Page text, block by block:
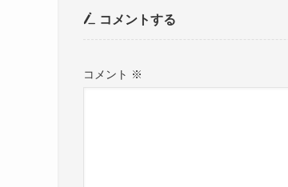
コメントする
コメント ※